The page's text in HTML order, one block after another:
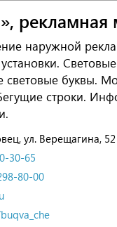
рекламная
наружной
буквы.
строки.
ул. Верещагина, 52
30-65
80-00